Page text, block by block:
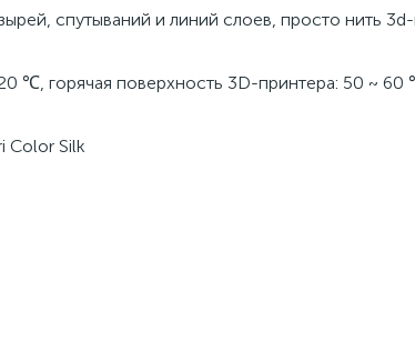
спутываний и линий слоев, просто нить
℃, горячая поверхность 3D-принтера: 50 ~
Color Silk